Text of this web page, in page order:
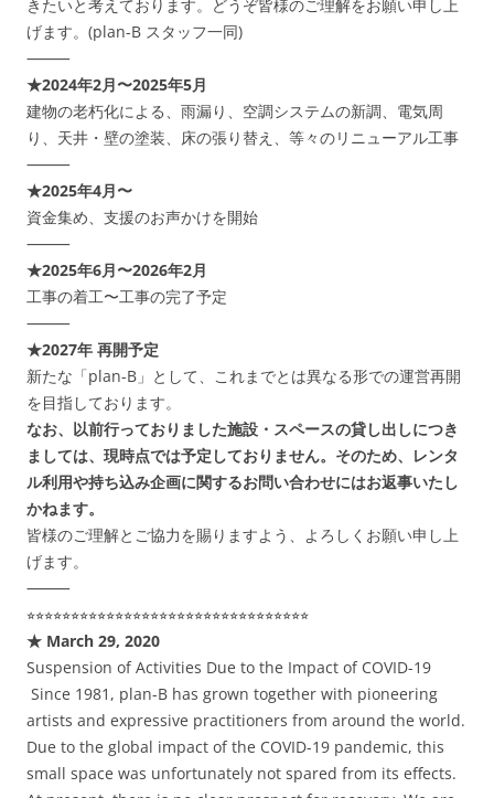
きたいと考えております。どうぞ皆様のご理解をお願い申し上
げます。(plan-B スタッフ一同)
⸻
★2024年2月〜2025年5月
建物の老朽化による、雨漏り、空調システムの新調、電気周
り、天井・壁の塗装、床の張り替え、等々のリニューアル工事
⸻
★2025年4月〜
資金集め、支援のお声かけを開始
⸻
★2025年6月〜2026年2月
工事の着工〜工事の完了予定
⸻
★2027年 再開予定
新たな「plan-B」として、これまでとは異なる形での運営再開
を目指しております。
なお、以前行っておりました施設・スペースの貸し出しにつき
ましては、現時点では予定しておりません。そのため、レンタ
ル利用や持ち込み企画に関するお問い合わせにはお返事いたし
かねます。
皆様のご理解とご協力を賜りますよう、よろしくお願い申し上
げます。
⸻
⭐︎⭐︎⭐︎⭐︎⭐︎⭐︎⭐︎⭐︎⭐︎⭐︎⭐︎⭐︎⭐︎⭐︎⭐︎⭐︎⭐︎⭐︎⭐︎⭐︎⭐︎⭐︎⭐︎⭐︎⭐︎⭐︎⭐︎⭐︎⭐︎⭐︎⭐︎⭐︎
★ March 29, 2020
Suspension of Activities Due to the Impact of COVID-19
Since 1981, plan-B has grown together with pioneering
artists and expressive practitioners from around the world.
Due to the global impact of the COVID-19 pandemic, this
small space was unfortunately not spared from its effects.